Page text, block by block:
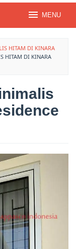
MENU
HITAM DI KINARA
HITAM DI KINARA